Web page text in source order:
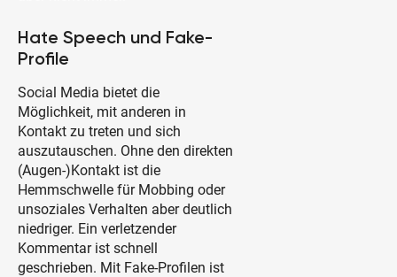
Hate Speech und Fake-
Profile
Social Media bietet die
Möglichkeit, mit anderen in
Kontakt zu treten und sich
auszutauschen. Ohne den direkten
(Augen-)Kontakt ist die
Hemmschwelle für Mobbing oder
unsoziales Verhalten aber deutlich
niedriger. Ein verletzender
Kommentar ist schnell
geschrieben. Mit Fake-Profilen ist